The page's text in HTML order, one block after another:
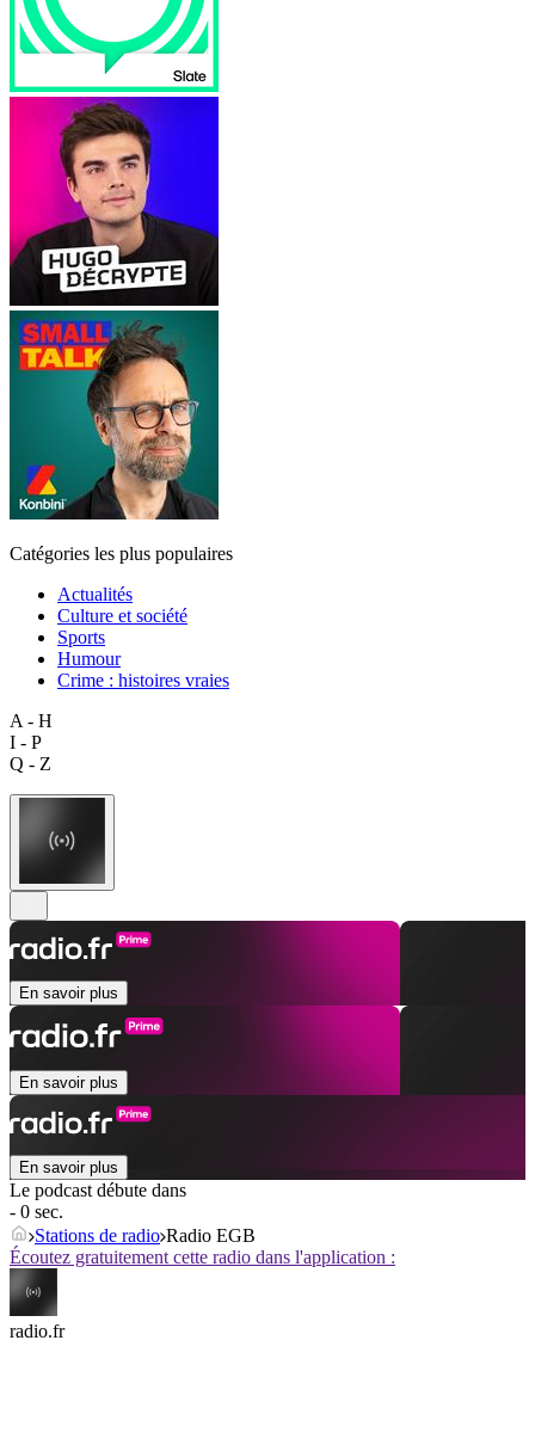
Catégories les plus populaires
Actualités
Culture et société
Sports
Humour
Crime : histoires vraies
A - H
I - P
Q - Z
En savoir plus
En savoir plus
En savoir plus
Le podcast débute dans
- 0 sec.
Stations de radio Radio EGB
Écoutez gratuitement cette radio dans l'application :
radio.fr